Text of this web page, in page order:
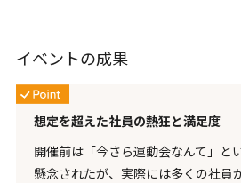
イベントの成果
想定を超えた社員の熱狂と満足度
開催前は「今さら運動会なんて」と
懸念されたが、実際には多くの社員